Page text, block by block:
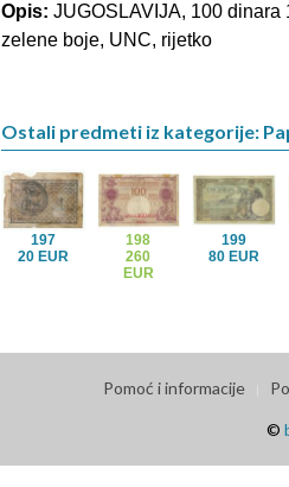
Opis: JUGOSLAVIJA, 100 dinara
zelene boje, UNC, rijetko
Ostali predmeti iz kategorije:
197
20 EUR
198
260
EUR
199
80 EUR
Pomoć i informacije
©